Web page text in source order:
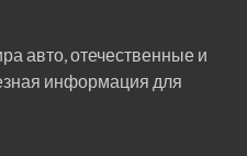
авто, отечественные и
информация для